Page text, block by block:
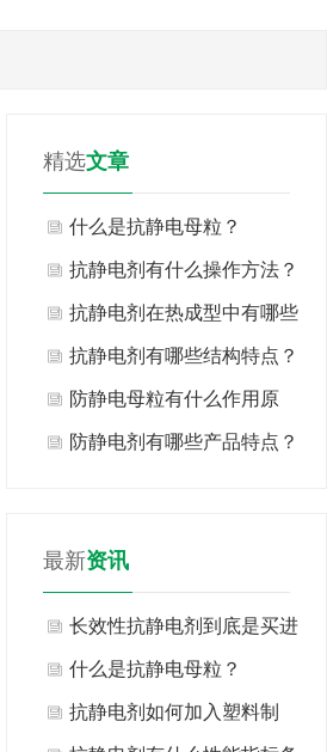
精选文章
什么是抗静电母粒？
抗静电剂有什么操作方法？
抗静电剂在热成型中有哪些
性能？
抗静电剂有哪些结构特点？
防静电母粒有什么作用原
来？
防静电剂有哪些产品特点？
最新资讯
长效性抗静电剂到底是买进
口还是国产。
什么是抗静电母粒？
抗静电剂如何加入塑料制